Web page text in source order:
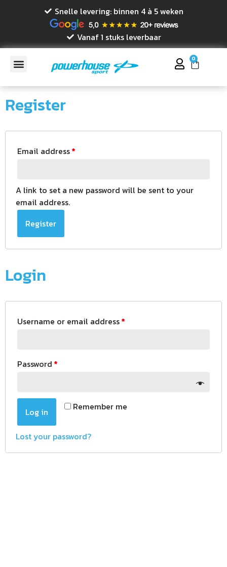
Snelle levering: binnen 4 à 5 weken
Vanaf 1 stuks leverbaar
0
Register
Email address*
A link to set a new password will be sent to your
email address.
Register
Login
Username or email address*
Password *
Remember me
Log in
Lost your password?